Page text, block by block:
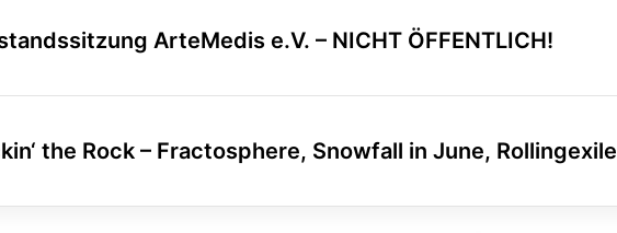
ArteMedis e.V. – NICHT ÖFFENTLICH!
the Rock – Fractosphere, Snowfall in June, Rollingexile